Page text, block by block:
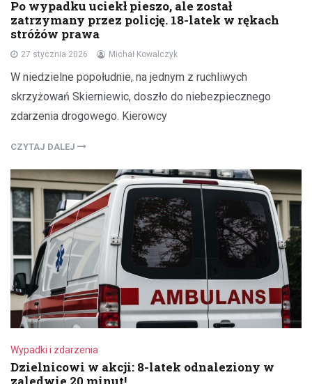
Po wypadku uciekł pieszo, ale został
zatrzymany przez policję. 18-latek w rękach
stróżów prawa
27 stycznia 2026 Michał Kowalczyk
W niedzielne popołudnie, na jednym z ruchliwych
skrzyżowań Skierniewic, doszło do niebezpiecznego
zdarzenia drogowego. Kierowcy
CZYTAJ DALEJ
Wypadki i zdarzenia
Dzielnicowi w akcji: 8-latek odnaleziony w